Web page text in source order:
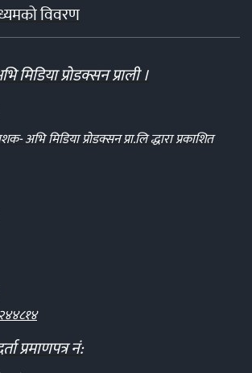
विवरण
मिडिया प्रोडक्सन प्राली ।
अभि मिडिया प्रोडक्सन प्रा.लि द्धारा प्रकाशित
प्रमाणपत्र नं: